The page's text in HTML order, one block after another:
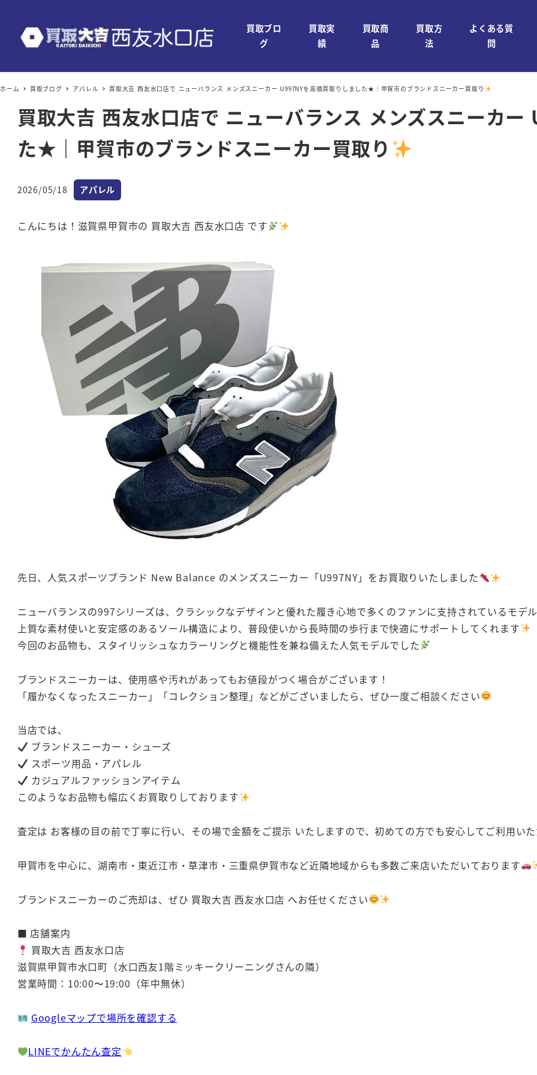
買取ブロ
グ
買取実
績
買取商
品
買取方
法
よくある質
問
ホーム 買取ブログ アパレル 買取大吉 西友水口店で ニューバランス メンズスニーカー U997NYを高価買取りしました★｜甲賀市のブランドスニーカー買取り
買取大吉 西友水口店で ニューバランス メンズスニーカ
た★｜甲賀市のブランドスニーカー買取り
投稿日
2026/05/18 カテゴリー
アパレル
こんにちは！滋賀県甲賀市の 買取大吉 西友水口店 です
先日、人気スポーツブランド New Balance のメンズスニーカー「U997NY」をお買取りいたしました
ニューバランスの997シリーズは、クラシックなデザインと優れた履き心地で多くのファンに支持されているモデ
上質な素材使いと安定感のあるソール構造により、普段使いから長時間の歩行まで快適にサポートしてくれます
今回のお品物も、スタイリッシュなカラーリングと機能性を兼ね備えた人気モデルでした
ブランドスニーカーは、使用感や汚れがあってもお値段がつく場合がございます！
「履かなくなったスニーカー」「コレクション整理」などがございましたら、ぜひ一度ご相談ください
当店では、
ブランドスニーカー・シューズ
スポーツ用品・アパレル
カジュアルファッションアイテム
このようなお品物も幅広くお買取りしております
査定は お客様の目の前で丁寧に行い、その場で金額をご提示 いたしますので、初めての方でも安心してご利用い
甲賀市を中心に、湖南市・東近江市・草津市・三重県伊賀市など近隣地域からも多数ご来店いただいております
ブランドスニーカーのご売却は、ぜひ 買取大吉 西友水口店 へお任せください
■ 店舗案内
買取大吉 西友水口店
滋賀県甲賀市水口町（水口西友1階ミッキークリーニングさんの隣）
営業時間：10:00〜19:00（年中無休）
Googleマップで場所を確認する
LINEでかんたん査定